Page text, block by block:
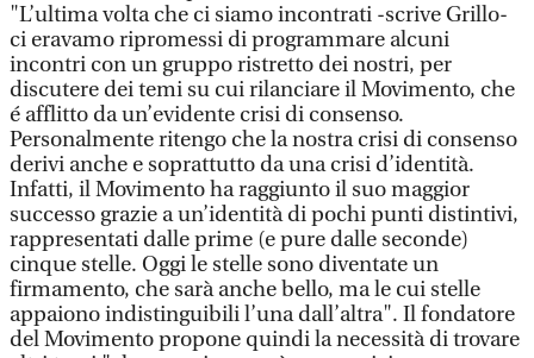
"L’ultima volta che ci siamo incontrati -scrive Grillo-
ci eravamo ripromessi di programmare alcuni
incontri con un gruppo ristretto dei nostri, per
discutere dei temi su cui rilanciare il Movimento, che
é afflitto da un’evidente crisi di consenso.
Personalmente ritengo che la nostra crisi di consenso
derivi anche e soprattutto da una crisi d’identità.
Infatti, il Movimento ha raggiunto il suo maggior
successo grazie a un’identità di pochi punti distintivi,
rappresentati dalle prime (e pure dalle seconde)
cinque stelle. Oggi le stelle sono diventate un
firmamento, che sarà anche bello, ma le cui stelle
appaiono indistinguibili l’una dall’altra". Il fondatore
del Movimento propone quindi la necessità di trovare